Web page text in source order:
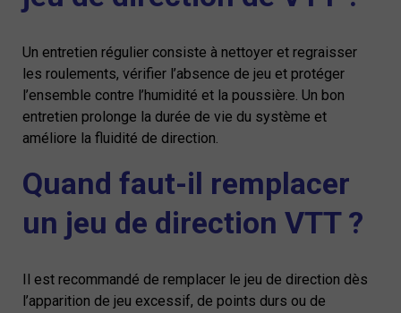
Un entretien régulier consiste à nettoyer et regraisser
les roulements, vérifier l’absence de jeu et protéger
l’ensemble contre l’humidité et la poussière. Un bon
entretien prolonge la durée de vie du système et
améliore la fluidité de direction.
Quand faut-il remplacer
un jeu de direction VTT ?
Il est recommandé de remplacer le jeu de direction dès
l’apparition de jeu excessif, de points durs ou de